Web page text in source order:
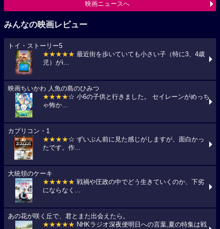
映画ニュースへ
みんなの映画レビュー
トイ・ストーリー5
★★★★★ 最近街を歩いていても小さい子（特に3、4歳
児）がi...
映画ちいかわ 人魚の島のひみつ
★★★★☆ 小6の子供と行きました。 セイレーンがめっち
ゃ怖か...
カプリコン・1
★★★★☆ ずいぶん前に見た感じがしますが、面白かっ
たです。作...
大統領のケーキ
★★★★★ 戦禍や圧政の中でどう生きていくのか、下劣
にならなく...
あの花が咲く丘で、君とまた出会えたら。
★★★★★ NHKラジオ深夜便明日への言葉,夏の特集は戦